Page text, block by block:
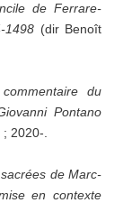
de Ferrare-
1498 (dir Benoît
du
Pontano
2020-.
de Marc-
en contexte